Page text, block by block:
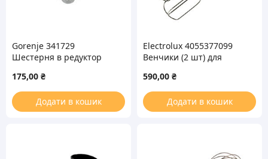
Gorenje 341729
Шестерня в редуктор
миксера
175,00 ₴
Додати в кошик
Electrolux 4055377099
Венчики (2 шт) для
590,00 ₴
Додати в кошик